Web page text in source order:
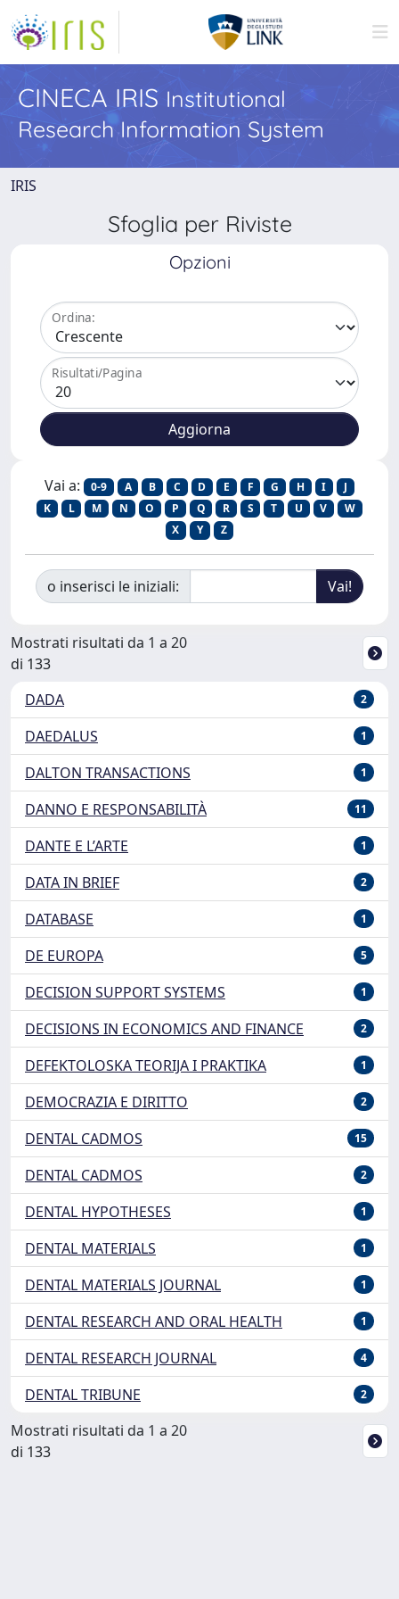
CINECA IRIS Institutional
Research Information System
IRIS
Sfoglia per Riviste
Opzioni
Ordina:
Risultati/Pagina
Vai a: 0-9 A B C D E F G H I
J
K
L M N O P Q R S T U V
W
X
Y Z
o inserisci le iniziali:
Mostrati risultati da 1 a 20
di 133
DADA
2
DAEDALUS 1
DALTON TRANSACTIONS 1
DANNO E RESPONSABILITÀ 11
DANTE E L’ARTE 1
DATA IN BRIEF 2
DATABASE 1
DE EUROPA 5
DECISION SUPPORT SYSTEMS 1
DECISIONS IN ECONOMICS AND FINANCE 2
DEFEKTOLOSKA TEORIJA I PRAKTIKA 1
DEMOCRAZIA E DIRITTO 2
DENTAL CADMOS 15
DENTAL CADMOS 2
DENTAL HYPOTHESES 1
DENTAL MATERIALS 1
DENTAL MATERIALS JOURNAL 1
DENTAL RESEARCH AND ORAL HEALTH 1
DENTAL RESEARCH JOURNAL 4
DENTAL TRIBUNE 2
Mostrati risultati da 1 a 20
di 133